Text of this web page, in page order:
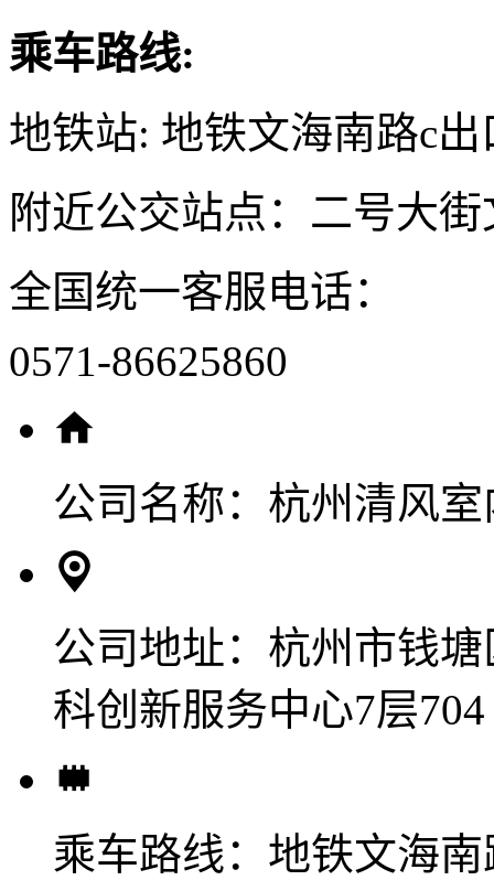
乘车路线:
地铁站: 地铁文海南路c出
附近公交站点：二号大
全国统一客服电话：
0571-86625860
公司名称： 杭州清风
公司地址： 杭州市钱
科创新服务中心7层704
乘车路线： 地铁文海